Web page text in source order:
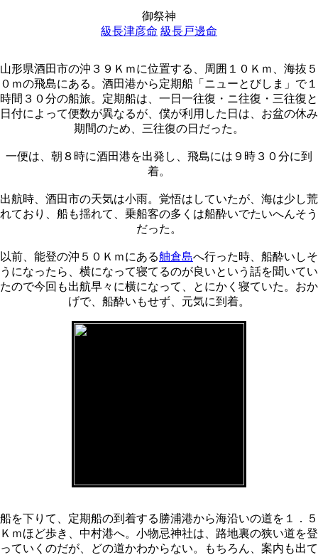
御祭神
級長津彦命 級長戸邊命
山形県酒田市の沖３９Ｋｍに位置する、周囲１０Ｋｍ、海抜５
０ｍの飛島にある。酒田港から定期船「ニューとびしま」で１
時間３０分の船旅。定期船は、一日一往復・ニ往復・三往復と
日付によって便数が異なるが、僕が利用した日は、お盆の休み
期間のため、三往復の日だった。
一便は、朝８時に酒田港を出発し、飛島には９時３０分に到
着。
出航時、酒田市の天気は小雨。覚悟はしていたが、海は少し荒
れており、船も揺れて、乗船客の多くは船酔いでたいへんそう
だった。
以前、能登の沖５０Ｋｍにある舳倉島へ行った時、船酔いしそ
うになったら、横になって寝てるのが良いという話を聞いてい
たので今回も出航早々に横になって、とにかく寝ていた。おか
げで、船酔いもせず、元気に到着。
船を下りて、定期船の到着する勝浦港から海沿いの道を１．５
Ｋｍほど歩き、中村港へ。小物忌神社は、路地裏の狭い道を登
っていくのだが、どの道かわからない。もちろん、案内も出て